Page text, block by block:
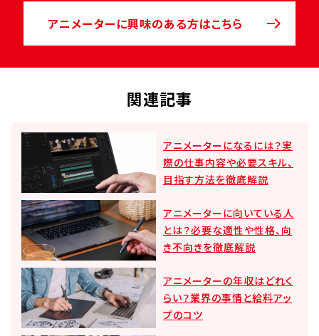
アニメーターに興味のある方はこちら
関連記事
アニメーターになるには？実
際の仕事内容や必要スキル、
目指す方法を徹底解説
アニメーターに向いている人
とは？必要な適性や性格、向
き不向きを徹底解説
アニメーターの年収はどれく
らい？業界の事情と給料アッ
プのコツ